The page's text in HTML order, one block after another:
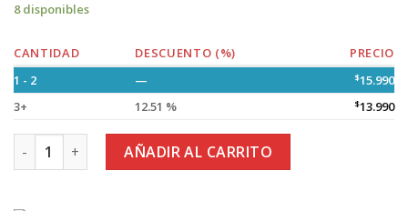
8 disponibles
CANTIDAD DESCUENTO (%)
PRECIO
1 - 2
— $15.990
3+
12.51 % $13.990
Aspiradora Portátil Recargable USB con Accesorios cantidad
AÑADIR AL CARRITO